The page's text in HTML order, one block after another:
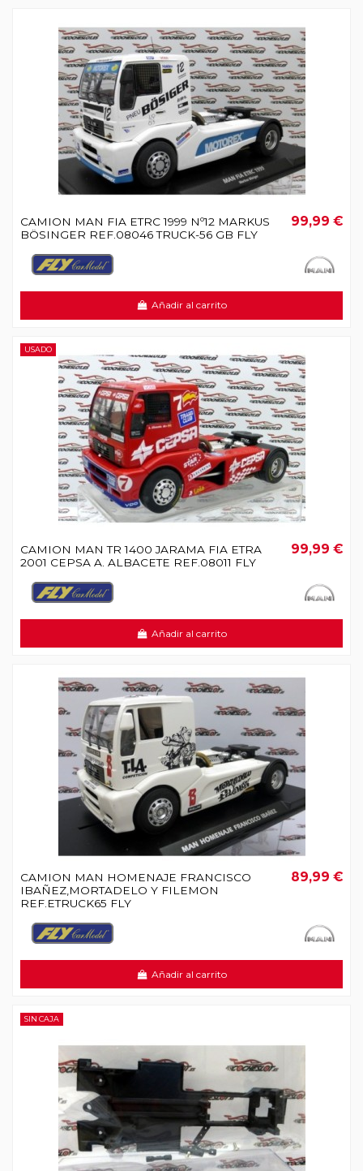
CAMION MAN FIA ETRC 1999 Nº12 MARKUS
BÖSINGER REF.08046 TRUCK-56 GB FLY
99,99 €
Añadir al carrito
USADO
CAMION MAN TR 1400 JARAMA FIA ETRA
2001 CEPSA A. ALBACETE REF.08011 FLY
99,99 €
Añadir al carrito
CAMION MAN HOMENAJE FRANCISCO
IBAÑEZ,MORTADELO Y FILEMON
REF.ETRUCK65 FLY
89,99 €
Añadir al carrito
SIN CAJA